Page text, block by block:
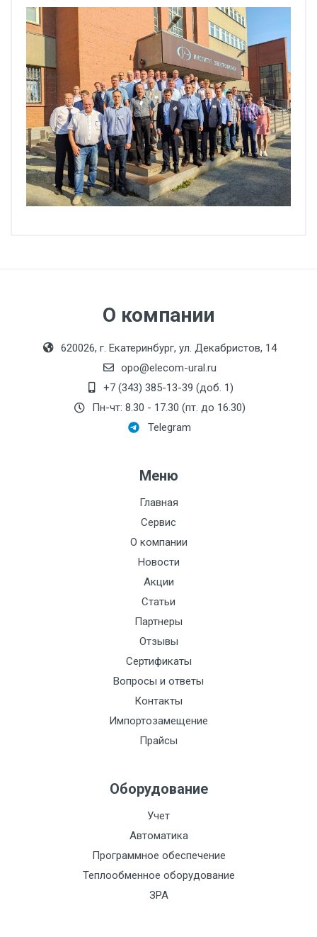
О компании
620026, г. Екатеринбург, ул. Декабристов, 14
opo@elecom-ural.ru
+7 (343) 385-13-39 (доб. 1)
Пн-чт: 8.30 - 17.30 (пт. до 16.30)
Telegram
Меню
Главная
Сервис
О компании
Новости
Акции
Статьи
Партнеры
Отзывы
Сертификаты
Вопросы и ответы
Контакты
Импортозамещение
Прайсы
Оборудование
Учет
Автоматика
Программное обеспечение
Теплообменное оборудование
ЗРА